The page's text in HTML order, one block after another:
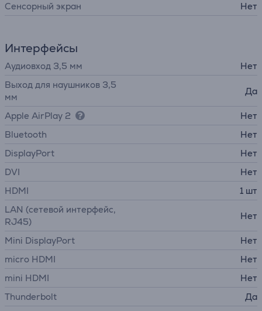
Cенсорный экран
Нет
Интерфейсы
Аудиовход 3,5 мм
Нет
Выход для наушников 3,5
мм
Да
Apple AirPlay 2
Нет
Bluetooth
Нет
DisplayPort
Нет
DVI
Нет
HDMI
1 шт
LAN (сетевой интерфейс,
RJ45)
Нет
Mini DisplayPort
Нет
micro HDMI
Нет
mini HDMI
Нет
Thunderbolt
Да